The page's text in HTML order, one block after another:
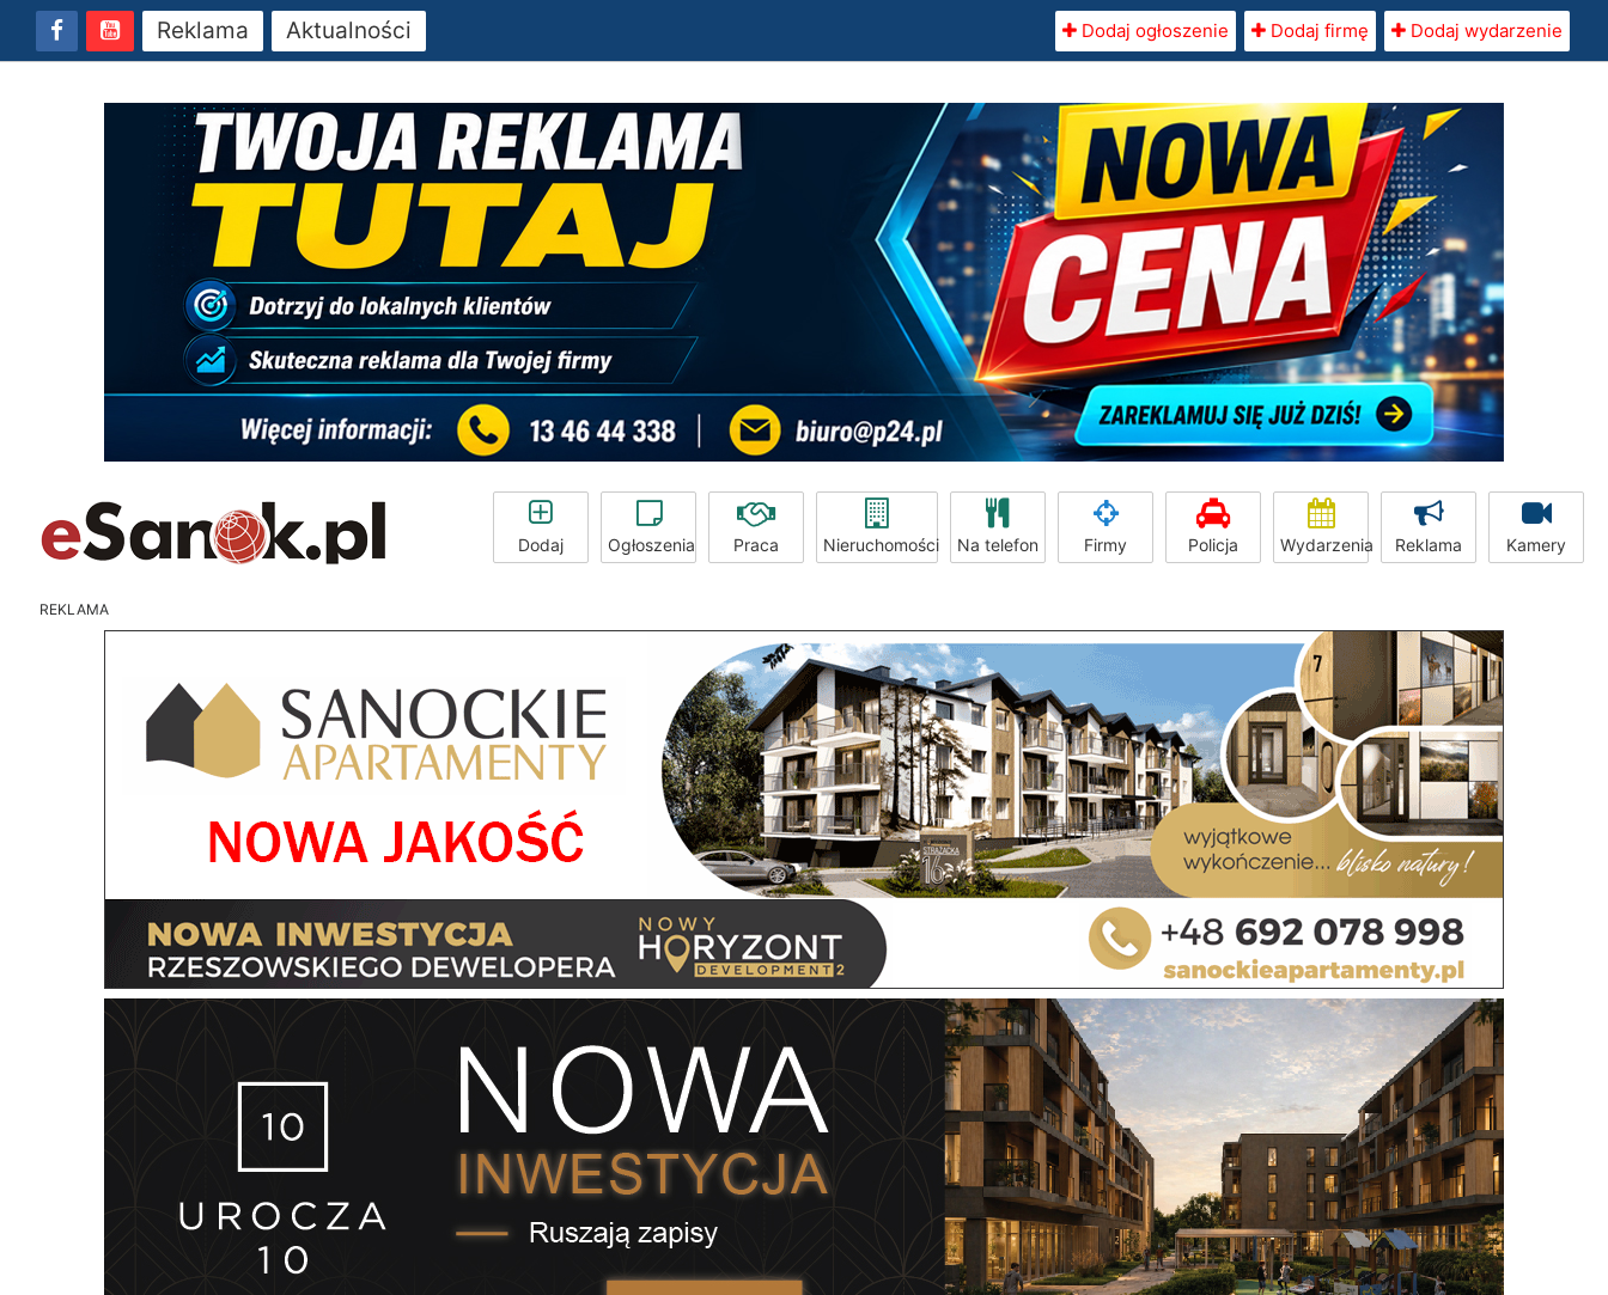
Reklama Aktualności Dodaj ogłoszenie Dodaj firmę Dodaj wydarzenie
Dodaj Ogłoszenia Praca Nieruchomości Na telefon Firmy Policja Wydarzenia Reklama Kamery
REKLAMA